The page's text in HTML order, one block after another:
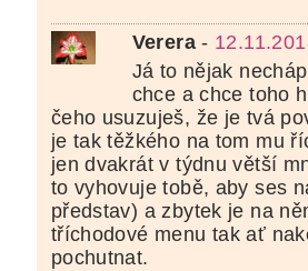
Verera-
Já to nějak
chce a chce toho
čeho usuzuješ, že je tvá
je tak těžkého na tom mu
jen dvakrát v týdnu větší
to vyhovuje tobě, aby ses
představ) a zbytek je na
tříchodové menu tak ať
pochutnat.